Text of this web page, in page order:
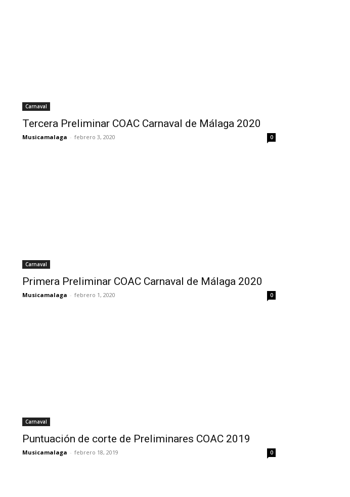
Carnaval
Tercera Preliminar COAC Carnaval de Málaga 2020
Musicamalaga - febrero 3, 2020 0
Carnaval
Primera Preliminar COAC Carnaval de Málaga 2020
Musicamalaga - febrero 1, 2020 0
Carnaval
Puntuación de corte de Preliminares COAC 2019
Musicamalaga - febrero 18, 2019 0